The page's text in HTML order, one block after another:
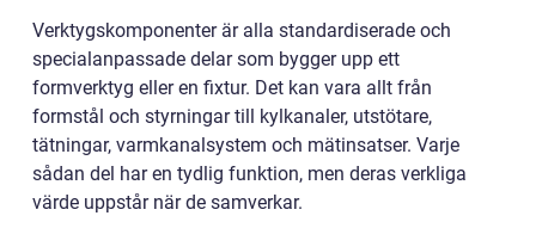
Verktygskomponenter är alla standardiserade och
specialanpassade delar som bygger upp ett
formverktyg eller en fixtur. Det kan vara allt från
formstål och styrningar till kylkanaler, utstötare,
tätningar, varmkanalsystem och mätinsatser. Varje
sådan del har en tydlig funktion, men deras verkliga
värde uppstår när de samverkar.